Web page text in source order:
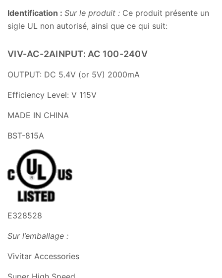
Identification : Sur le produit : Ce produit présente un
sigle UL non autorisé, ainsi que ce qui suit:
VIV-AC-2AINPUT: AC 100-240V
OUTPUT: DC 5.4V (or 5V) 2000mA
Efficiency Level: V 115V
MADE IN CHINA
BST-815A
E328528
Sur l’emballage :
Vivitar Accessories